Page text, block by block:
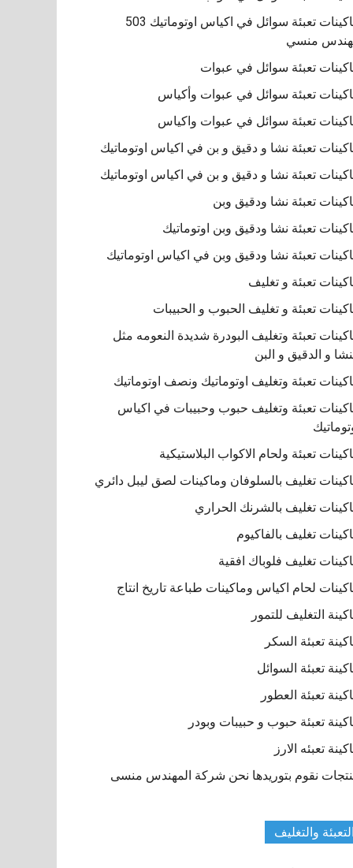
ماكينات تعبئة سوائل في اكياس اوتوماتيك 503
منسي
تعبئة سوائل في عبوات
تعبئة سوائل في عبوات وأكياس
تعبئة سوائل في عبوات واكياس
تعبئة نشا و دقيق و بن في اكياس اوتوماتيك
تعبئة نشا و دقيق و بن في اكياس اوتوماتيك
تعبئة نشا ودقيق وبن
تعبئة نشا ودقيق وبن اوتوماتيك
تعبئة نشا ودقيق وبن في اكياس اوتوماتيك
تعبئة و تغليف
تعبئة و تغليف الحبوب و الحبيبات
تعبئة وتغليف البودرة شديدة النعومه مثل
و الدقيق و البن
تعبئة وتغليف اوتوماتيك ونصف اوتوماتيك
تعبئة وتغليف حبوب وحبيبات في اكياس
تعبئة ولحام الاكواب البلاستيكية
تغليف بالسلوفان وماكينات لصق ليبل دائري
تغليف بالشرنك الحراري
تغليف بالفاكيوم
تغليف فلوباك افقية
لحام اكياس وماكينات طباعة تاريخ انتاج
التغليف للتمور
تعبئة السكر
تعبئة السوائل
تعبئة العطور
تعبئة حبوب و حبيبات وبودر
تعبئه الارز
نقوم بتوريدها نحن شركة المهندس منسى
التعبئة والتغليف